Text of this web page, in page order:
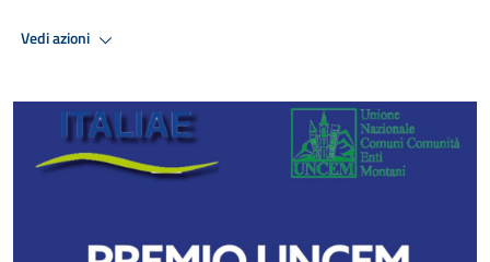
Vedi azioni